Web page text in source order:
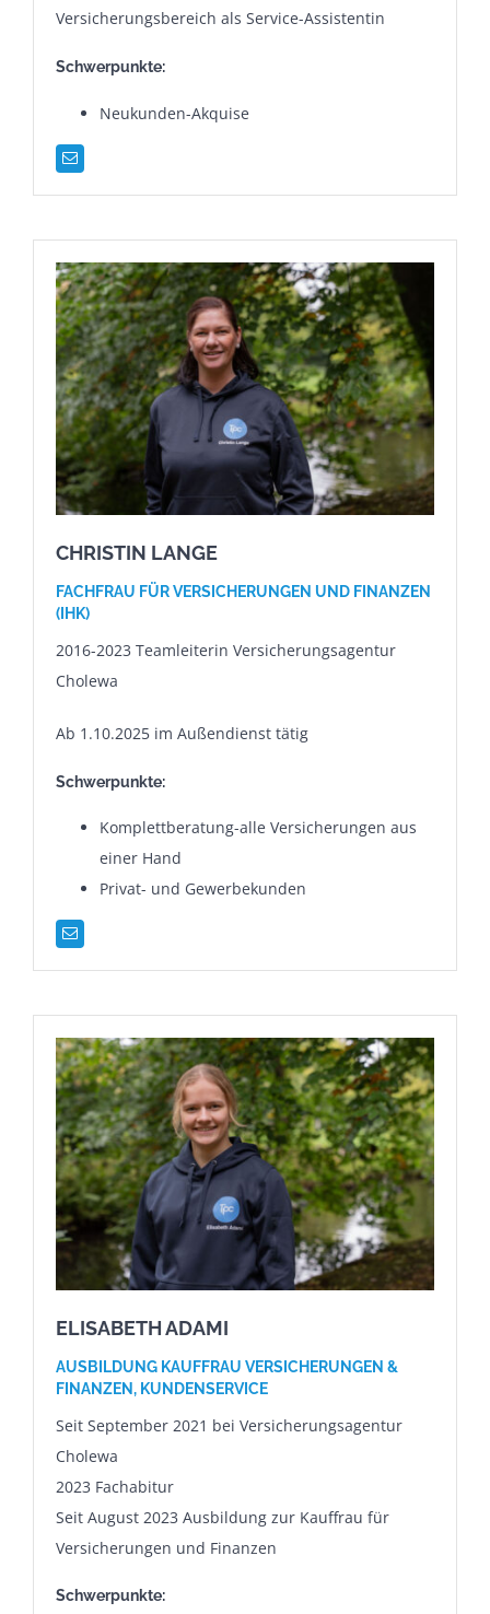
Versicherungsbereich als Service-Assistentin
Schwerpunkte:
Neukunden-Akquise
CHRISTIN LANGE
FACHFRAU FÜR VERSICHERUNGEN UND FINANZEN
(IHK)
2016-2023 Teamleiterin Versicherungsagentur
Cholewa
Ab 1.10.2025 im Außendienst tätig
Schwerpunkte:
Komplettberatung-alle Versicherungen aus
einer Hand
Privat- und Gewerbekunden
ELISABETH ADAMI
AUSBILDUNG KAUFFRAU VERSICHERUNGEN &
FINANZEN, KUNDENSERVICE
Seit September 2021 bei Versicherungsagentur
Cholewa
2023 Fachabitur
Seit August 2023 Ausbildung zur Kauffrau für
Versicherungen und Finanzen
Schwerpunkte: